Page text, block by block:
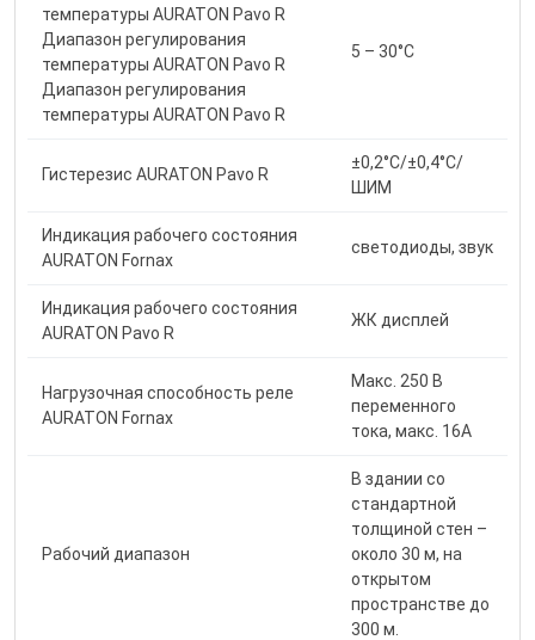
температуры AURATON Pavo R
Диапазон регулирования
температуры AURATON Pavo R
Диапазон регулирования
температуры AURATON Pavo R
5 – 30°С
Гистерезис AURATON Pavo R
±0,2°C/±0,4°C/
ШИМ
Индикация рабочего состояния
AURATON Fornax
светодиоды, звук
Индикация рабочего состояния
AURATON Pavo R
ЖК дисплей
Нагрузочная способность реле
AURATON Fornax
Макс. 250 В
переменного
тока, макс. 16А
Рабочий диапазон
В здании со
стандартной
толщиной стен –
около 30 м, на
открытом
пространстве до
300 м.